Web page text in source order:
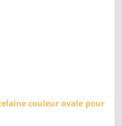
couleur ovale pour